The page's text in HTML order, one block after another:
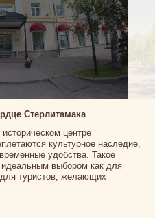
Стерлитамака
центре
культурное наследие,
удобства. Такое
выбором как для
туристов, желающих